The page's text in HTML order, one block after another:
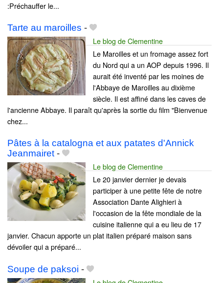
:Préchauffer le...
Tarte au maroilles -
Le blog de Clementine
Le Maroilles et un fromage assez fort
du Nord qui a un AOP depuis 1996. Il
aurait été inventé par les moines de
l'Abbaye de Maroilles au dixième
siècle. Il est affiné dans les caves de
l'ancienne Abbaye. Il paraît qu'après la sortie du film "Bienvenue
chez...
Pâtes à la catalogna et aux patates d'Annick
Jeanmairet-
Le blog de Clementine
Le 20 janvier dernier je devais
participer à une petite fête de notre
Association Dante Alighieri à
l'occasion de la fête mondiale de la
cuisine italienne qui a eu lieu de 17
janvier. Chacun apporte un plat italien préparé maison sans
dévoiler qui a préparé...
Soupe de paksoi -